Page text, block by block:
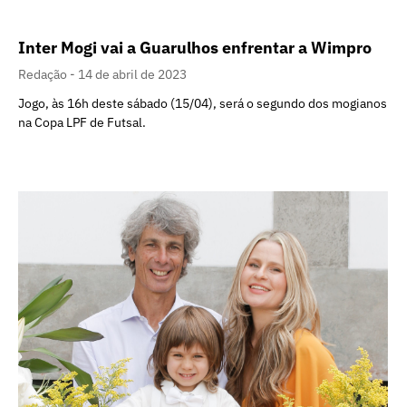
Inter Mogi vai a Guarulhos enfrentar a Wimpro
Redação
14 de abril de 2023
Jogo, às 16h deste sábado (15/04), será o segundo dos mogianos
na Copa LPF de Futsal.